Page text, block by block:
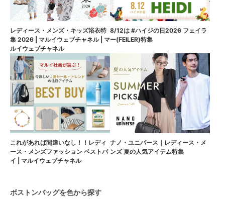
レディース・メンズ・キッズ浴衣特
集 2026 | マルイウェブチャネル | マ
ルイウェブチャネル
8/12は #ハイジの日2026 フェイラ
ー(FEILER)特集
これがあれば間違いなし！！レディ
ース・メンズファッション ベストバ
イ | マルイウェブチャネル
ナノ・ユニバース｜レディース・メ
ンズ 夏の人気アイテム特集
ボストンバッグを色から探す